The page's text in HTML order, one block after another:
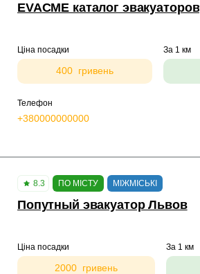
EVACME каталог эвакуаторов
Ціна посадки
400 гривень
За 1 км
Телефон
+380000000000
8.3 ПО МІСТУ МІЖМІСЬКІ
Попутный эвакуатор Львов
Ціна посадки
2000 гривень
За 1 км